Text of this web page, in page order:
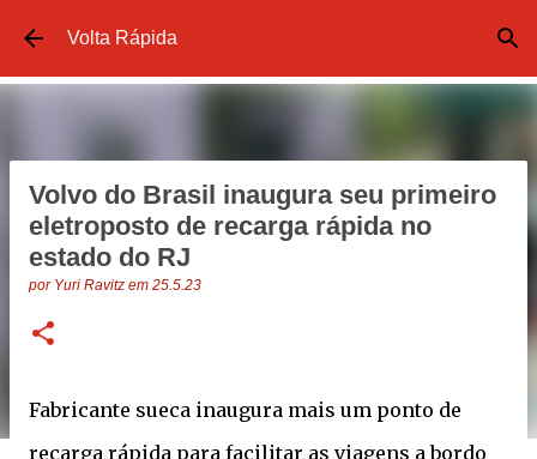
Pular para o conteúdo principal
Volta Rápida
Volvo do Brasil inaugura seu primeiro
eletroposto de recarga rápida no
estado do RJ
por Yuri Ravitz em 25.5.23
Fabricante sueca inaugura mais um ponto de
recarga rápida para facilitar as viagens a bordo